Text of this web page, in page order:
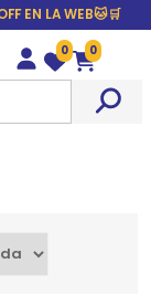
EN LA WEB🐱🛒
Wishlist
0
Carrito
0